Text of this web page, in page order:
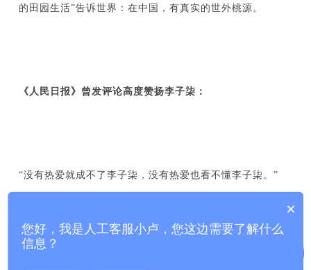
的田园生活”告诉世界：在中国，有真实的世外桃源。
《人民日报》曾发评论高度赞扬李子柒：
“没有热爱就成不了李子柒，没有热爱也看不懂李子柒。”
×
您好，我是人工客服小卢，您这边需要了解什么
信息？